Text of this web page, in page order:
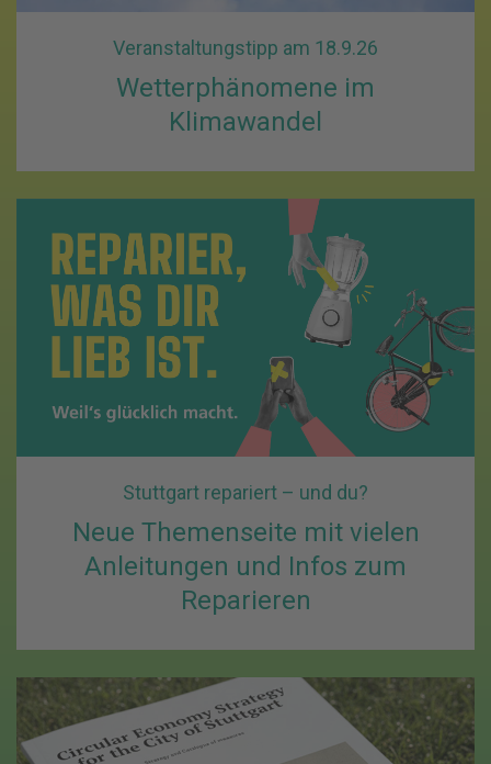
Veranstaltungstipp am 18.9.26
Wetterphänomene im
Klimawandel
Stuttgart repariert – und du?
Neue Themenseite mit vielen
Anleitungen und Infos zum
Reparieren